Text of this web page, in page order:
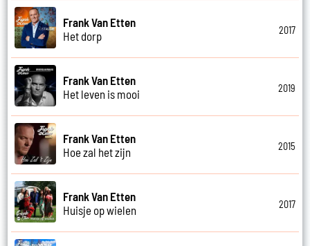
Frank Van Etten
Het dorp
2017
Frank Van Etten
Het leven is mooi
2019
Frank Van Etten
Hoe zal het zijn
2015
Frank Van Etten
Huisje op wielen
2017